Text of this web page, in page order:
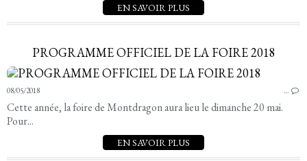
EN SAVOIR PLUS
PROGRAMME OFFICIEL DE LA FOIRE 2018
08/05/2018 …
Cette année, la foire de Montdragon aura lieu le dimanche 20 mai.
Pour...
EN SAVOIR PLUS